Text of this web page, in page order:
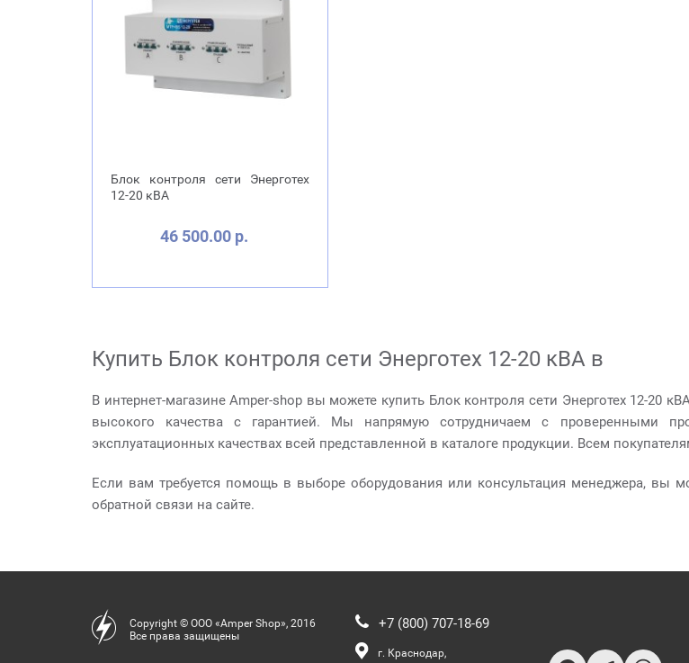
Блок контроля сети Энерготех
12-20 кВА
46 500.00 р.
Купить Блок контроля сети Энерготех 12-20 кВА в
В интернет-магазине Amper-shop вы можете купить Блок контроля сети Энерготех 12-20
высокого качества с гарантией. Мы напрямую сотрудничаем с проверенными
эксплуатационных качествах всей представленной в каталоге продукции. Всем
Если вам требуется помощь в выборе оборудования или консультация менеджера, вы
обратной связи на сайте.
Copyright © ООО «Amper Shop», 2016
Все права защищены
+7 (800) 707-18-69
г. Краснодар,